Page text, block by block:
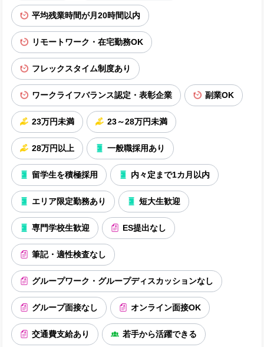
平均残業時間が月20時間以内
リモートワーク・在宅勤務OK
フレックスタイム制度あり
ワークライフバランス認定・表彰企業 副業OK
23万円未満 23～28万円未満
28万円以上 一般職採用あり
留学生を積極採用 内々定まで1カ月以内
エリア限定勤務あり 短大生歓迎
専門学校生歓迎 ES提出なし
筆記・適性検査なし
グループワーク・グループディスカッションなし
グループ面接なし オンライン面接OK
交通費支給あり 若手から活躍できる